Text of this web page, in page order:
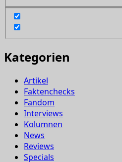
Kategorien
Artikel
Faktenchecks
Fandom
Interviews
Kolumnen
News
Reviews
Specials